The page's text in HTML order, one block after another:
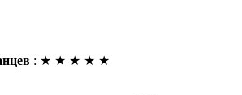
: ★ ★ ★ ★ ★